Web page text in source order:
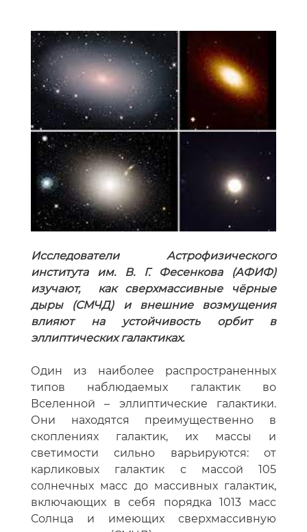
Исследователи Астрофизического
института им. В. Г. Фесенкова (АФИФ)
изучают, как сверхмассивные чёрные
дыры (СМЧД) и внешние возмущения
влияют на устойчивость орбит в
эллиптических галактиках.
Один из наиболее распространенных
типов наблюдаемых галактик во
Вселенной – эллиптические галактики.
Они находятся преимущественно в
скоплениях галактик, их массы и
светимости сильно варьируются: от
карликовых галактик с массой 105
солнечных масс до массивных галактик,
включающих в себя порядка 1013 масс
Солнца и имеющих сверхмассивную